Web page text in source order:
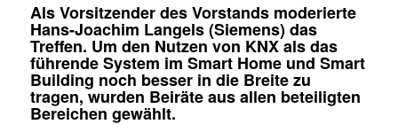
Als Vorsitzender des Vorstands moderierte
Hans-Joachim Langels (Siemens) das
Treffen. Um den Nutzen von KNX als das
führende System im Smart Home und Smart
Building noch besser in die Breite zu
tragen, wurden Beiräte aus allen beteiligten
Bereichen gewählt.